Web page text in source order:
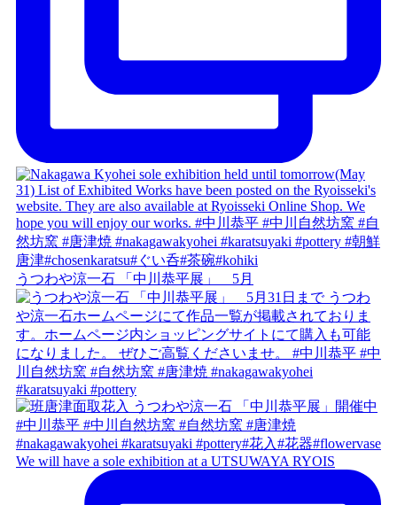
うつわや涼一石 「中川恭平展」 5月
We will have a sole exhibition at a UTSUWAYA RYOIS